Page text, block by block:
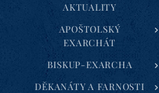
AKTUALITY
APOŠTOLSKÝ
EXARCHÁT
BISKUP-EXARCHA
DĚKANÁTY A FARNOSTI